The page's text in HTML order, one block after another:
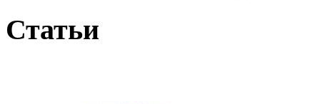
Статьи